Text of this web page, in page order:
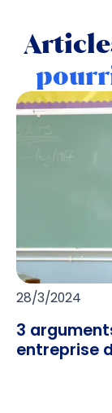
28/3/2024
3
entreprise